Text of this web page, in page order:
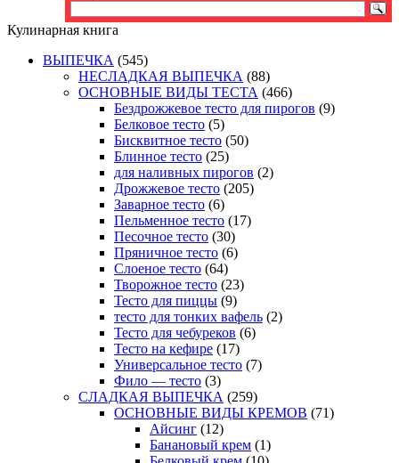
Кулинарная книга
ВЫПЕЧКА (545)
НЕСЛАДКАЯ ВЫПЕЧКА (88)
ОСНОВНЫЕ ВИДЫ ТЕСТА (466)
Бездрожжевое тесто для пирогов (9)
Белковое тесто (5)
Бисквитное тесто (50)
Блинное тесто (25)
для наливных пирогов (2)
Дрожжевое тесто (205)
Заварное тесто (6)
Пельменное тесто (17)
Песочное тесто (30)
Пряничное тесто (6)
Слоеное тесто (64)
Творожное тесто (23)
Тесто для пиццы (9)
тесто для тонких вафель (2)
Тесто для чебуреков (6)
Тесто на кефире (17)
Универсальное тесто (7)
Фило — тесто (3)
СЛАДКАЯ ВЫПЕЧКА (259)
ОСНОВНЫЕ ВИДЫ КРЕМОВ (71)
Айсинг (12)
Банановый крем (1)